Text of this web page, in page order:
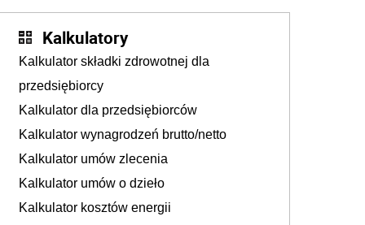
Kalkulatory
Kalkulator składki zdrowotnej dla
przedsiębiorcy
Kalkulator dla przedsiębiorców
Kalkulator wynagrodzeń brutto/netto
Kalkulator umów zlecenia
Kalkulator umów o dzieło
Kalkulator kosztów energii